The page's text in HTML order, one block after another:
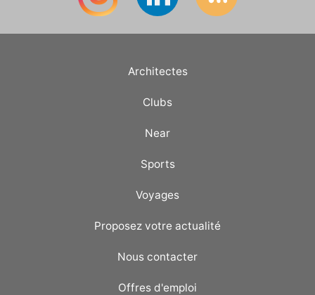
Architectes
Clubs
Near
Sports
Voyages
Proposez votre actualité
Nous contacter
Offres d'emploi